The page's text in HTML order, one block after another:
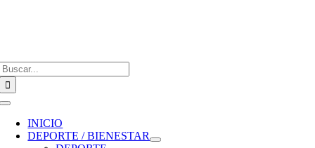
Toggle
Navigation
INICIO
DEPORTE / BIENESTAR